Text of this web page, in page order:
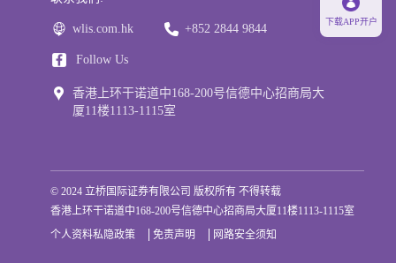
下载APP开户
wlis.com.hk +852 2844 9844
Follow Us
香港上环干诺道中168-200号信德中心招商局大
厦11楼1113-1115室
© 2024 立桥国际证券有限公司 版权所有 不得转载
香港上环干诺道中168-200号信德中心招商局大厦11楼1113-1115室
个人资料私隐政策
免责声明 网路安全须知